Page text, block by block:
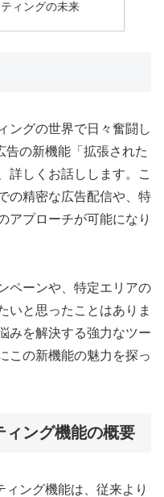
ィングの未来
ングの世界で日々奮闘し
告の新機能「拡張された
詳しくお話しします。こ
の精密な広告配信や、特
アプローチが可能になり
ペーンや、特定エリアの
いと思ったことはありま
みを解決する強力なツー
この新機能の魅力を探っ
ィング機能の概要
ィング機能は、従来より